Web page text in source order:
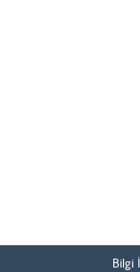
Bilgi